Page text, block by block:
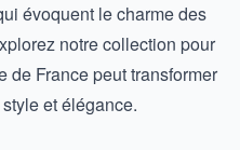
évoquent le charme des
notre collection pour
de France peut transformer
et élégance.